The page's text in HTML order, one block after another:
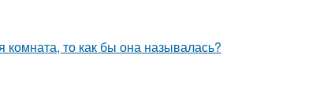
то как бы она называлась?